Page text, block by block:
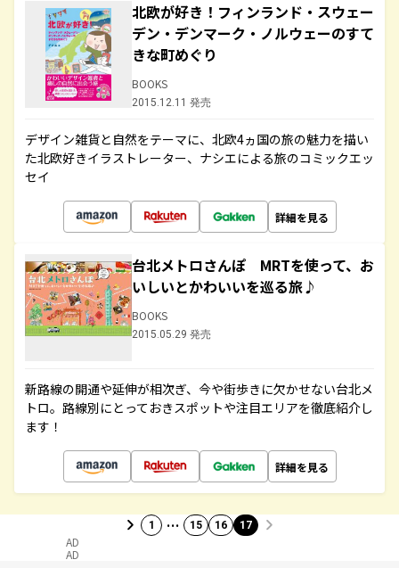
北欧が好き！フィンランド・スウェー
デン・デンマーク・ノルウェーのすて
きな町めぐり
BOOKS
2015.12.11 発売
デザイン雑貨と自然をテーマに、北欧4ヵ国の旅の魅力を描い
た北欧好きイラストレーター、ナシエによる旅のコミックエッ
セイ
詳細を見る
台北メトロさんぽ MRTを使って、お
いしいとかわいいを巡る旅♪
BOOKS
2015.05.29 発売
新路線の開通や延伸が相次ぎ、今や街歩きに欠かせない台北メ
トロ。路線別にとっておきスポットや注目エリアを徹底紹介し
ます！
詳細を見る
1 … 15 16 17
AD
AD